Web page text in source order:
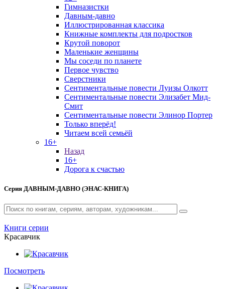
Гимназистки
Давным-давно
Иллюстрированная классика
Книжные комплекты для подростков
Крутой поворот
Маленькие женщины
Мы соседи по планете
Первое чувство
Сверстники
Сентиментальные повести Луизы Олкотт
Сентиментальные повести Элизабет Мид-
Смит
Сентиментальные повести Элинор Портер
Только вперёд!
Читаем всей семьёй
16+
Назад
16+
Дорога к счастью
Серия ДАВНЫМ-ДАВНО (ЭНАС-КНИГА)
Книги серии
Красавчик
Посмотреть